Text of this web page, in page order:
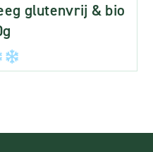
glutenvrij & bio